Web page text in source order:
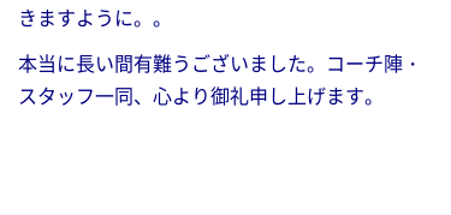
きますように。。
本当に長い間有難うございました。コーチ陣・
スタッフ一同、心より御礼申し上げます。